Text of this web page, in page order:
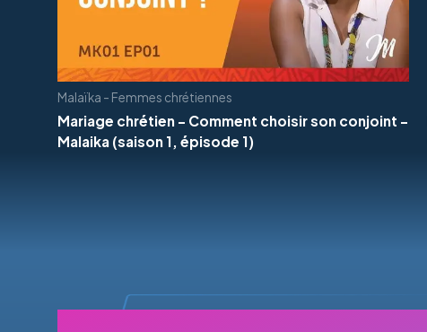
Malaïka - Femmes chrétiennes
Mariage chrétien - Comment choisir son conjoint -
Malaika (saison 1, épisode 1)